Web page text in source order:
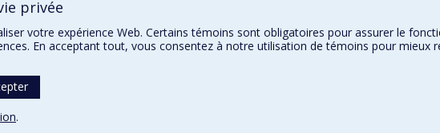
Plan du site|
privée
votre expérience Web. Certains témoins sont obligatoires pour assurer le
En acceptant tout, vous consentez à notre utilisation de témoins pour mieux
.